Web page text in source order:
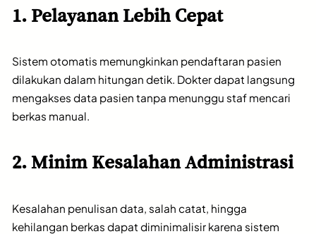
1. Pelayanan Lebih Cepat
Sistem otomatis memungkinkan pendaftaran pasien
dilakukan dalam hitungan detik. Dokter dapat langsung
mengakses data pasien tanpa menunggu staf mencari
berkas manual.
2. Minim Kesalahan Administrasi
Kesalahan penulisan data, salah catat, hingga
kehilangan berkas dapat diminimalisir karena sistem